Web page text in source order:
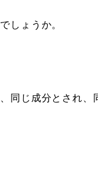
しょうか。
同じ成分とされ、